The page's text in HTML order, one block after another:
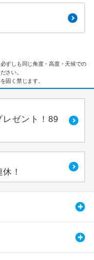
ずしも同じ角度・高度・天候での
さい。
固く禁じます。
レゼント！89
！